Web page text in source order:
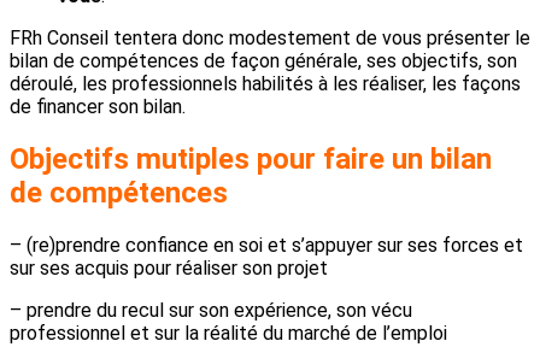
FRh Conseil tentera donc modestement de vous présenter le
bilan de compétences de façon générale, ses objectifs, son
déroulé, les professionnels habilités à les réaliser, les façons
de financer son bilan.
Objectifs mutiples pour faire un bilan
de compétences
– (re)prendre confiance en soi et s’appuyer sur ses forces et
sur ses acquis pour réaliser son projet
– prendre du recul sur son expérience, son vécu
professionnel et sur la réalité du marché de l’emploi